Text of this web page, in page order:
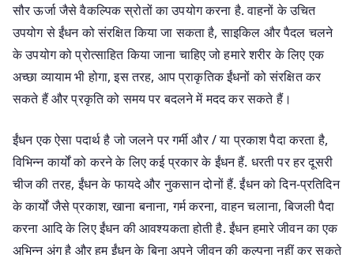
सौर ऊर्जा जैसे वैकल्पिक स्रोतों का उपयोग करना है. वाहनों के उचित
उपयोग से ईंधन को संरक्षित किया जा सकता है, साइकिल और पैदल चलने
के उपयोग को प्रोत्साहित किया जाना चाहिए जो हमारे शरीर के लिए एक
अच्छा व्यायाम भी होगा, इस तरह, आप प्राकृतिक ईंधनों को संरक्षित कर
सकते हैं और प्रकृति को समय पर बदलने में मदद कर सकते हैं।
ईंधन एक ऐसा पदार्थ है जो जलने पर गर्मी और / या प्रकाश पैदा करता है,
विभिन्न कार्यों को करने के लिए कई प्रकार के ईंधन हैं. धरती पर हर दूसरी
चीज की तरह, ईंधन के फायदे और नुकसान दोनों हैं. ईंधन को दिन-प्रतिदिन
के कार्यों जैसे प्रकाश, खाना बनाना, गर्म करना, वाहन चलाना, बिजली पैदा
करना आदि के लिए ईंधन की आवश्यकता होती है. ईंधन हमारे जीवन का एक
अभिन्न अंग है और हम ईंधन के बिना अपने जीवन की कल्पना नहीं कर सकते